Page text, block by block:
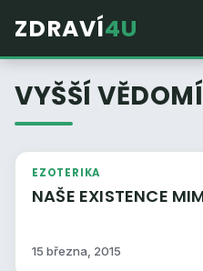
ZDRAVÍ4U
VYŠŠÍ VĚDOMÍ
EZOTERIKA
15 března, 2015